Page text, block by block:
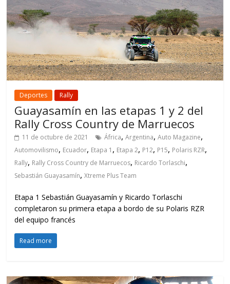
Deportes Rally
Guayasamín en las etapas 1 y 2 del
Rally Cross Country de Marruecos
11 de octubre de 2021 África,Argentina,Auto Magazine,
Automovilismo, Ecuador, Etapa 1 , Etapa 2, P12, P15, Polaris RZR,
Rally, Rally Cross Country de Marruecos, Ricardo Torlaschi,
Sebastián Guayasamín,Xtreme Plus Team
Etapa 1 Sebastián Guayasamín y Ricardo Torlaschi
completaron su primera etapa a bordo de su Polaris RZR
del equipo francés
Read more